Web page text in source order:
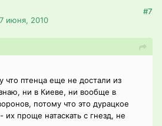
июня, 2010
#7
что птенца еще не достали из
ни в Киеве, ни вообще в
потому что это дурацкое
их проще натаскать с гнезд, не